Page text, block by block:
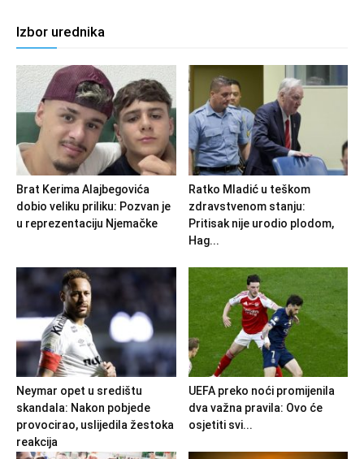
Izbor urednika
Brat Kerima Alajbegovića
dobio veliku priliku: Pozvan je
u reprezentaciju Njemačke
Ratko Mladić u teškom
zdravstvenom stanju:
Pritisak nije urodio plodom,
Hag...
Neymar opet u središtu
skandala: Nakon pobjede
provocirao, uslijedila žestoka
reakcija
UEFA preko noći promijenila
dva važna pravila: Ovo će
osjetiti svi...